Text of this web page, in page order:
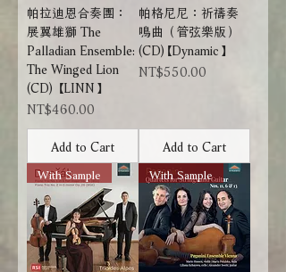
帕拉迪恩合奏團：
展翼雄獅 The
Palladian Ensemble:
The Winged Lion
(CD) 【LINN】
Price
NT$460.00
Add to Cart
帕格尼尼：祈禱奏
鳴曲（管弦樂版）
(CD)【Dynamic】
Price
NT$550.00
Add to Cart
With Sample With Sample